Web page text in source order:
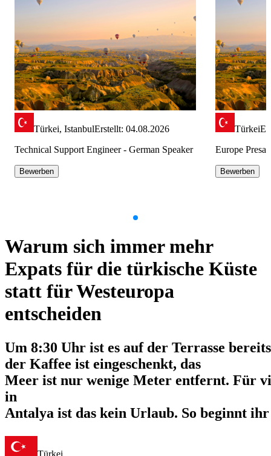
Türkei, IstanbulErstellt: 04.08.2026
Technical Support Engineer - German Speaker
Bewerben
Türkei
Europe
Bewerben
1
of
Warum sich immer mehr
Expats für die türkische Küste
statt für Westeuropa
entscheiden
Um 8:30 Uhr ist es auf der Terrasse
der Kaffee ist eingeschenkt, das
Meer ist nur wenige Meter entfernt. Für
in
Antalya ist das kein Urlaub. So beginnt